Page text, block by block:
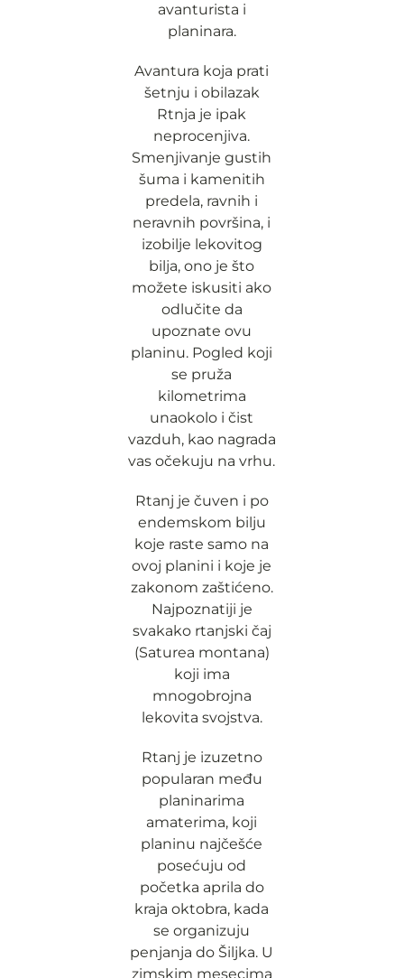
avanturista i
planinara.
Avantura koja prati
šetnju i obilazak
Rtnja je ipak
neprocenjiva.
Smenjivanje gustih
šuma i kamenitih
predela, ravnih i
neravnih površina, i
izobilje lekovitog
bilja, ono je što
možete iskusiti ako
odlučite da
upoznate ovu
planinu. Pogled koji
se pruža
kilometrima
unaokolo i čist
vazduh, kao nagrada
vas očekuju na vrhu.
Rtanj je čuven i po
endemskom bilju
koje raste samo na
ovoj planini i koje je
zakonom zaštićeno.
Najpoznatiji je
svakako rtanjski čaj
(Saturea montana)
koji ima
mnogobrojna
lekovita svojstva.
Rtanj je izuzetno
popularan među
planinarima
amaterima, koji
planinu najčešće
posećuju od
početka aprila do
kraja oktobra, kada
se organizuju
penjanja do Šiljka. U
zimskim mesecima